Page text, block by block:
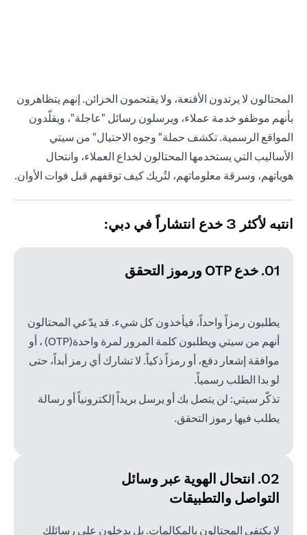
المحتالون لا يرتدون الأقنعة، ولا يقتحمون الخزائن. إنهم يتظاهرون
بأنهم موظفو خدمة عملاء، ويرسلون رسائل "عاجلة"، ويقلّدون
المواقع الرسمية. تكشف حملة" وجوه الاحتيال" من سيتي
الأساليب التي يستخدمها المحتالون لخداع العملاء، وانتحال
هوياتهم، وسرقة معلوماتهم، لتُريك كيف توقفهم قبل فوات الأوان.
انتبه لأكثر 3 خدع انتشاراً في دبي:
01. خدع OTP ورموز التحقق
يطلبون رمزاً واحداً، فيأخذون كل شيء. قد يدّعي المحتالون
أنهم من سيتي ويطلبون كلمة المرور لمرة واحدة(OTP) ، أو
موافقة إشعار دفع، أو رمزاً ذكياً. لا تشارك أي رمز أبداً، حتى
لو بدا الطلب رسمياً.
تذكّر سيتي: لن يتصل بك أو يرسل بريداً إلكترونياً أو رسالة
يطلب فيها رموز التحقق.
02. انتحال الهوية عبر وسائل
التواصل والتطبيقات
لا يكتفي المحتالون بالمكالمات. بل يدخلون على رسائلك